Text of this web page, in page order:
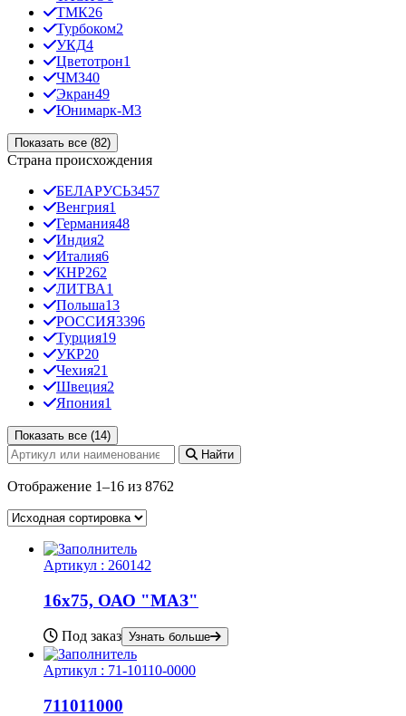
ТМК26
Турбоком2
УКД4
Цветотрон1
ЧМЗ40
Экран49
Юнимарк-М3
Показать все (82)
Страна происхождения
БЕЛАРУСЬ3457
Венгрия1
Германия48
Индия2
Италия6
КНР262
ЛИТВА1
Польша13
РОССИЯ3396
Турция19
УКР20
Чехия21
Швеция2
Япония1
Показать все (14)
Найти
Отображение 1–16 из 8762
Артикул : 260142
16х75, ОАО "МАЗ"
Под заказ Узнать больше
Артикул : 71-10110-0000
711011000